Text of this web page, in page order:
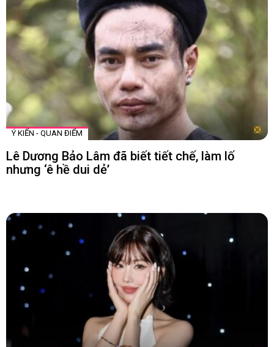
Ý KIẾN - QUAN ĐIỂM
Lê Dương Bảo Lâm đã biết tiết chế, làm lố
nhưng ‘ê hề dui dẻ’